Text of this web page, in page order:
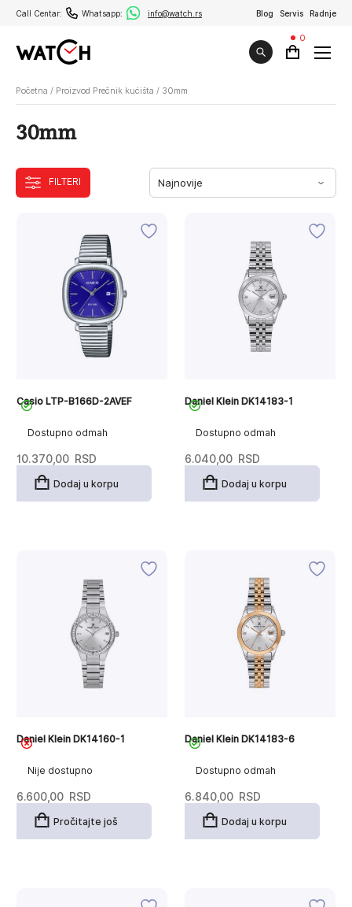
Call Centar: Whatsapp: info@watch.rs Blog Servis Radnje
0
Početna / Proizvod Prečnik kućišta / 30mm
30mm
FILTERI
Dostupno odmah
Casio LTP-B166D-2AVEF
10.370,00 RSD
Dodaj u korpu
Dostupno odmah
Daniel Klein DK14183-1
6.040,00 RSD
Dodaj u korpu
Nije dostupno
Daniel Klein DK14160-1
6.600,00 RSD
Pročitajte još
Dostupno odmah
Daniel Klein DK14183-6
6.840,00 RSD
Dodaj u korpu